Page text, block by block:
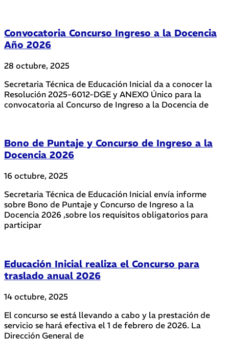
Convocatoria Concurso Ingreso a la Docencia
Año 2026
28 octubre, 2025
Secretaria Técnica de Educación Inicial da a conocer la
Resolución 2025-6012-DGE y ANEXO Único para la
convocatoria al Concurso de Ingreso a la Docencia de
Bono de Puntaje y Concurso de Ingreso a la
Docencia 2026
16 octubre, 2025
Secretaria Técnica de Educación Inicial envía informe
sobre Bono de Puntaje y Concurso de Ingreso a la
Docencia 2026 ,sobre los requisitos obligatorios para
participar
Educación Inicial realiza el Concurso para
traslado anual 2026
14 octubre, 2025
El concurso se está llevando a cabo y la prestación de
servicio se hará efectiva el 1 de febrero de 2026. La
Dirección General de